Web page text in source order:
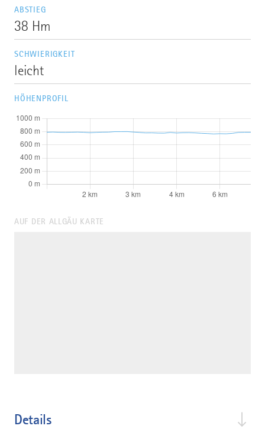
ABSTIEG
38 Hm
SCHWIERIGKEIT
leicht
HÖHENPROFIL
AUF DER ALLGÄU KARTE
Details